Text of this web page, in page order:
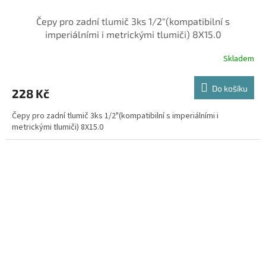
Čepy pro zadní tlumič 3ks 1/2"(kompatibilní s
imperiálními i metrickými tlumiči) 8X15.0
Skladem
228 Kč Do košíku
Čepy pro zadní tlumič 3ks 1/2"(kompatibilní s imperiálními i
metrickými tlumiči) 8X15.0